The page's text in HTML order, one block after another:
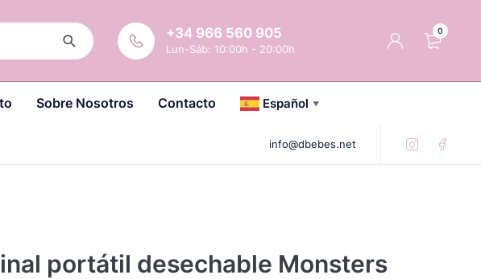
+34 966 560 905
Lun-Sáb: 10:00h - 20:00h
0
Sobre Nosotros Contacto Español ▼
info@dbebes.net
portátil desechable Monsters